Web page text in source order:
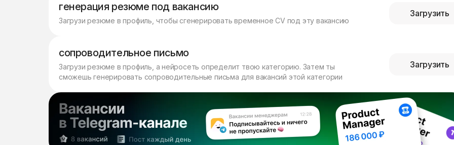
генерация резюме под вакансию
Загрузи резюме в профиль, чтобы сгенерировать временное CV под эту вакансию
Загрузить
сопроводительное письмо
Загрузи резюме в профиль, а нейросеть определит твою категорию. Затем ты
сможешь генерировать сопроводительные письма для вакансий этой категории
Загрузить